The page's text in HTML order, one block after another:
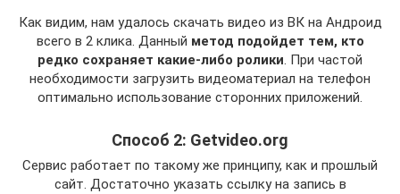
Как видим, нам удалось скачать видео из ВК на Андроид
всего в 2 клика. Данный метод подойдет тем, кто
редко сохраняет какие-либо ролики. При частой
необходимости загрузить видеоматериал на телефон
оптимально использование сторонних приложений.
Способ 2: Getvideo.org
Сервис работает по такому же принципу, как и прошлый
сайт. Достаточно указать ссылку на запись в